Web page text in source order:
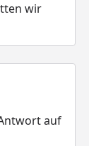
wir
auf